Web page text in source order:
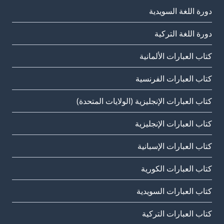
دورة اللغة السويدية
دورة اللغة التركية
كتاب العبارات الألمانية
كتاب العبارات الفرنسية
كتاب العبارات الإنجليزية (الولايات المتحدة)
كتاب العبارات الإنجليزية
كتاب العبارات الإسبانية
كتاب العبارات الكورية
كتاب العبارات السويدية
كتاب العبارات التركية